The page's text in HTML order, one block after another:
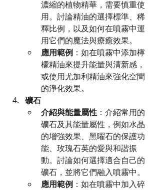
濃縮的植物精華，需要慎重使
用。討論精油的選擇標準、稀
釋比例，以及如何在噴霧中運
用它們的魔法與療癒效果。
應用範例 ：如在噴霧中添加檸
檬精油來提升能量與清新感，
或使用尤加利精油來強化空間
的淨化效果。
礦石
介紹與能量屬性 ：介紹常用的
礦石及其能量屬性，例如水晶
的增強效果、黑曜石的保護功
能、玫瑰石英的愛與和諧振
動。討論如何選擇適合自己的
礦石，並將它們融入噴霧中。
應用範例 ：如在噴霧中加入碎